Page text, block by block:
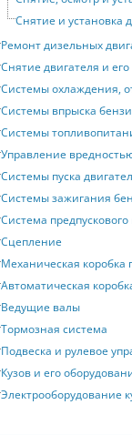
Снятие и установка
Ремонт дизельных
Снятие двигателя и
Системы охлаждения,
Системы впрыска
Системы
Управление вредностью
Системы пуска
Системы зажигания
Система предпускового
Сцепление
Механическая коробка
Автоматическая
Ведущие валы
Тормозная система
Подвеска и рулевое
Кузов и его
Электрооборудование